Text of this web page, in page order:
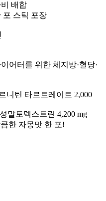
배합
포 스틱 포장
어터를 위한 체지방·혈당·
니틴 타르트레이트 2,000
말토덱스트린 4,200 mg
한 자몽맛 한 포!